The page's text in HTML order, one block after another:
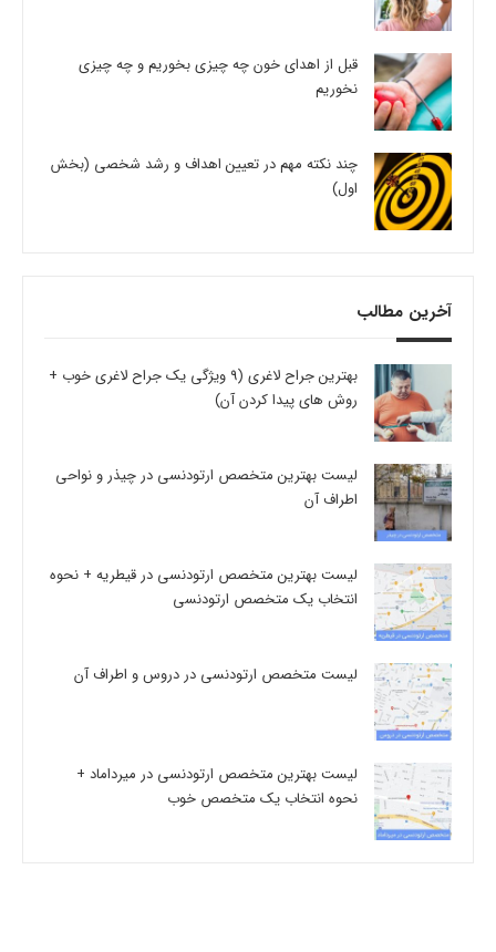
قبل از اهدای خون چه چیزی بخوریم و چه چیزی
نخوریم
چند نکته مهم در تعیین اهداف و رشد شخصی (بخش
اول)
آخرین مطالب
بهترین جراح لاغری (9 ویژگی یک جراح لاغری خوب +
روش های پیدا کردن آن)
لیست بهترین متخصص ارتودنسی در چیذر و نواحی
اطراف آن
لیست بهترین متخصص ارتودنسی در قیطریه + نحوه
انتخاب یک متخصص ارتودنسی
لیست متخصص ارتودنسی در دروس و اطراف آن
لیست بهترین متخصص ارتودنسی در میرداماد +
نحوه انتخاب یک متخصص خوب